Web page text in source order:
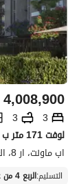
4,008,900
3
3
اب ماونت، ار 8، العاصمة الإدارية الجديدة، القاهرة
التسليم:الربع 4 من عام 2029